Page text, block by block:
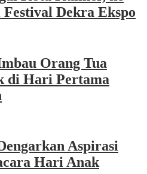
Dekra Ekspo
Orang Tua
di Hari Pertama
Aspirasi
Hari Anak